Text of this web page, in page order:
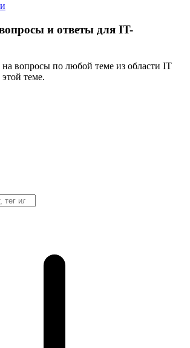
и ответы для IT-
вопросы по любой теме из области IT
теме.